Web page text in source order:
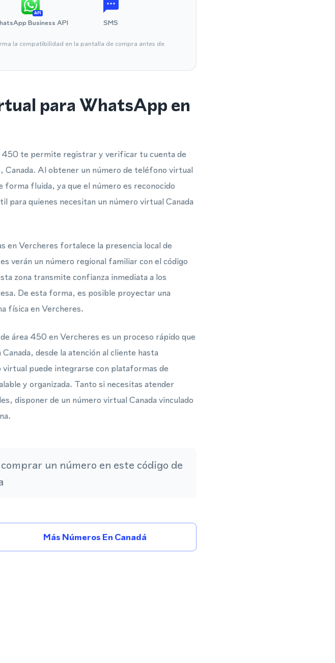
API
Business API SMS
la compatibilidad en la pantalla de compra antes de
para WhatsApp en
450 te permite registrar y verificar tu cuenta de
Canada. Al obtener un número de teléfono virtual
fluida, ya que el número es reconocido
para quienes necesitan un número virtual Canada
en Vercheres fortalece la presencia local de
verán un número regional familiar con el código
zona transmite confianza inmediata a los
De esta forma, es posible proyectar una
física en Vercheres.
área 450 en Vercheres es un proceso rápido que
desde la atención al cliente hasta
puede integrarse con plataformas de
y organizada. Tanto si necesitas atender
disponer de un número virtual Canada vinculado
un número en este código de
Más Números En Canadá